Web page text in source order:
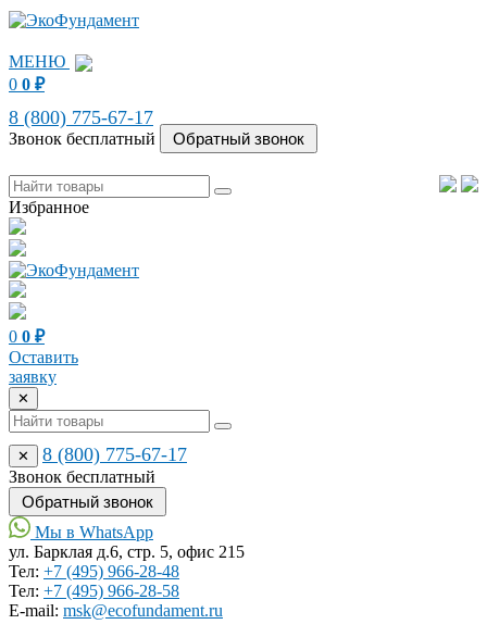
МЕНЮ
0 0 ₽
8 (800) 775-67-17
Звонок бесплатный
Избранное
0 0 ₽
Оставить
заявку
✕
✕ 8 (800) 775-67-17
Звонок бесплатный
Мы в WhatsApp
ул. Барклая д.6, стр. 5, офис 215
Тел: +7 (495) 966-28-48
Тел: +7 (495) 966-28-58
Е-mail: msk@ecofundament.ru